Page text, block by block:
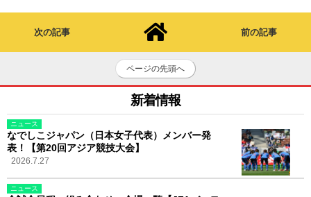
次の記事 前の記事
ページの先頭へ
新着情報
ニュース
なでしこジャパン（日本女子代表）メンバー発
表！【第20回アジア競技大会】
2026.7.27
ニュース